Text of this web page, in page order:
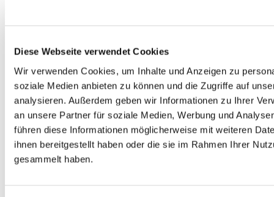
Diese Webseite verwendet Cookies
Wir verwenden Cookies, um Inhalte und Anzeigen zu
soziale Medien anbieten zu können und die Zugriffe auf
analysieren. Außerdem geben wir Informationen zu Ihrer
an unsere Partner für soziale Medien, Werbung und
führen diese Informationen möglicherweise mit weiteren
ihnen bereitgestellt haben oder die sie im Rahmen Ihrer
gesammelt haben.
VORNAME*
E-MAIL*